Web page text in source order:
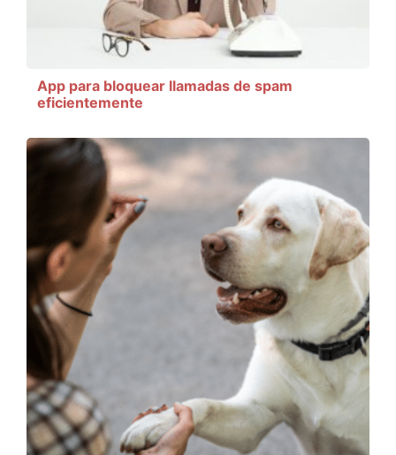
App para bloquear llamadas de spam
eficientemente